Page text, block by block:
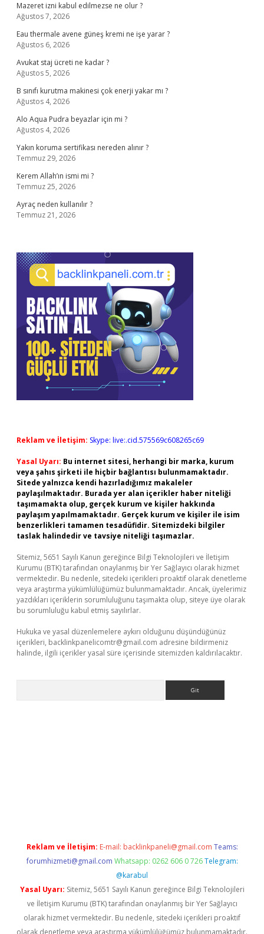
Mazeret izni kabul edilmezse ne olur ?
Ağustos 7, 2026
Eau thermale avene güneş kremi ne işe yarar ?
Ağustos 6, 2026
Avukat staj ücreti ne kadar ?
Ağustos 5, 2026
B sınıfı kurutma makinesi çok enerji yakar mı ?
Ağustos 4, 2026
Alo Aqua Pudra beyazlar için mi ?
Ağustos 4, 2026
Yakın koruma sertifikası nereden alınır ?
Temmuz 29, 2026
Kerem Allah’ın ismi mi ?
Temmuz 25, 2026
Ayraç neden kullanılır ?
Temmuz 21, 2026
Reklam ve İletişim: Skype: live:.cid.575569c608265c69
Yasal Uyarı: Bu internet sitesi, herhangi bir marka, kurum
veya şahıs şirketi ile hiçbir bağlantısı bulunmamaktadır.
Sitede yalnızca kendi hazırladığımız makaleler
paylaşılmaktadır. Burada yer alan içerikler haber niteliği
taşımamakta olup, gerçek kurum ve kişiler hakkında
paylaşım yapılmamaktadır. Gerçek kurum ve kişiler ile isim
benzerlikleri tamamen tesadüfidir. Sitemizdeki bilgiler
taslak halindedir ve tavsiye niteliği taşımazlar.
Sitemiz, 5651 Sayılı Kanun gereğince Bilgi Teknolojileri ve İletişim
Kurumu (BTK) tarafından onaylanmış bir Yer Sağlayıcı olarak hizmet
vermektedir. Bu nedenle, sitedeki içerikleri proaktif olarak denetleme
veya araştırma yükümlülüğümüz bulunmamaktadır. Ancak, üyelerimiz
yazdıkları içeriklerin sorumluluğunu taşımakta olup, siteye üye olarak
bu sorumluluğu kabul etmiş sayılırlar.
Hukuka ve yasal düzenlemelere aykırı olduğunu düşündüğünüz
içerikleri, backlinkpanelicomtr@gmail.com adresine bildirmeniz
halinde, ilgili içerikler yasal süre içerisinde sitemizden kaldırılacaktır.
Reklam ve İletişim: E-mail: backlinkpaneli@gmail.com Teams:
forumhizmeti@gmail.com Whatsapp: 0262 606 0 726 Telegram:
@karabul
Yasal Uyarı: Sitemiz, 5651 Sayılı Kanun gereğince Bilgi Teknolojileri
ve İletişim Kurumu (BTK) tarafından onaylanmış bir Yer Sağlayıcı
olarak hizmet vermektedir. Bu nedenle, sitedeki içerikleri proaktif
olarak denetleme veya araştırma yükümlülüğümüz bulunmamaktadır.